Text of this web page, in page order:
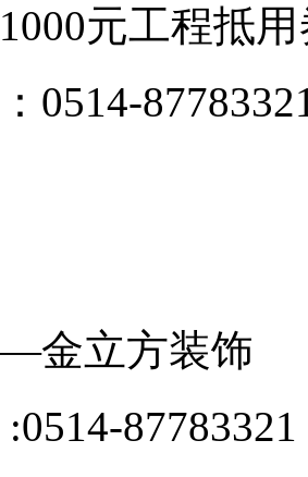
1000元工程抵用
0514-
金立方装饰
0514-87783321